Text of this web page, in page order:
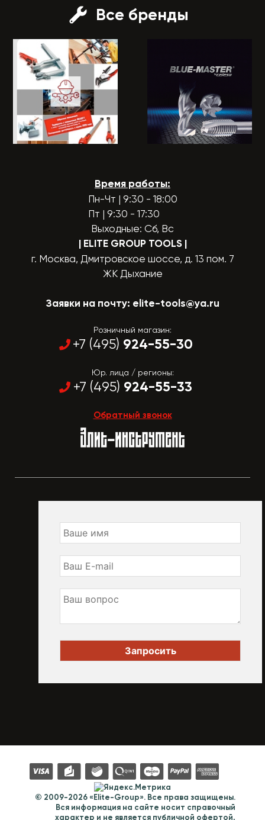
Все бренды
Время работы:
Пн-Чт | 9:30 - 18:00
Пт | 9:30 - 17:30
Выходные: Сб, Вс
| ELITE GROUP TOOLS |
г. Москва, Дмитровское шоссе, д. 13 пом. 7
ЖК Дыхание
Заявки на почту: elite-tools@ya.ru
Розничный магазин:
+7 (495) 924-55-30
Юр. лица / регионы:
+7 (495) 924-55-33
Обратный звонок
© 2009-2026 «Elite-Group». Все права защищены.
Вся информация на сайте носит справочный
характер и не является публичной офертой,